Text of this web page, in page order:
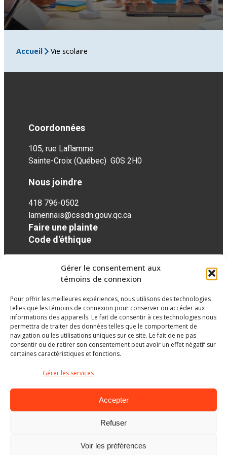
Gérer le consentement aux
témoins de connexion
Pour offrir les meilleures expériences, nous utilisons des technologies
telles que les témoins de connexion pour conserver ou accéder aux
informations des appareils. Le fait de consentir à ces technologies nous
permettra de traiter des données telles que le comportement de
navigation ou les utilisations uniques sur ce site. Le fait de ne pas
consentir ou de retirer son consentement peut avoir un effet négatif sur
certaines caractéristiques et fonctions.
Gérer les services
Accepter
Refuser
Voir les préférences
Accueil Vie scolaire
Coordonnées
105, rue Laflamme
Sainte-Croix (Québec) G0S 2H0
Nous joindre
418 796-0502
lamennais@cssdn.gouv.qc.ca
Faire une plainte
Code d'éthique
Réseaux sociaux
facebook
Ministère de l’Éducation